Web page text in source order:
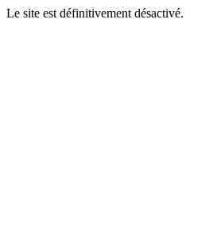
Le site est définitivement désactivé.